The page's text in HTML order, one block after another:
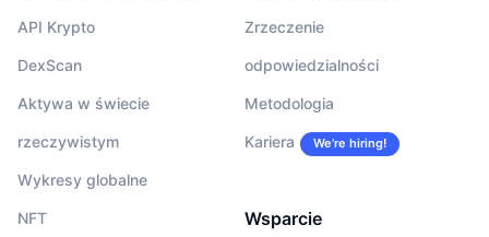
API Krypto
DexScan
Aktywa w świecie
rzeczywistym
Wykresy globalne
NFT
Zrzeczenie
odpowiedzialności
Metodologia
Kariera We’re hiring!
Wsparcie